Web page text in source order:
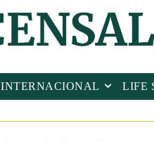
INTERNACIONAL LIFE